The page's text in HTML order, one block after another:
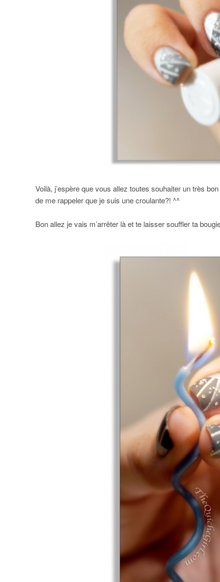
Voilà, j’espère que vous allez toutes souhaiter un très
de me rappeler que je suis une croulante?! ^^
Bon allez je vais m’arrêter là et te laisser souffler ta